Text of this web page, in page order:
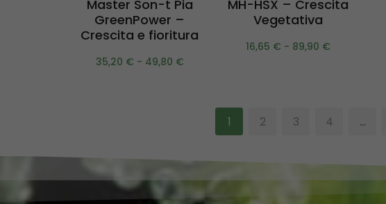
Master Son-t Pia
GreenPower –
Crescita e fioritura
35,20 € - 49,80 €
MH-HSX – Crescita
Vegetativa
16,65 € - 89,90 €
1 2 3 4 …